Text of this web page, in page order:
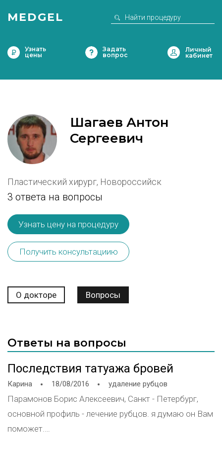
MEDGEL
Узнать
цены
Задать
вопрос
Шагаев Антон
Сергеевич
Пластический хирург, Новороссийск
3 ответа на вопросы
Узнать цену на процедуру
Получить консультациию
О докторе Вопросы
Ответы на вопросы
Последствия татуажа бровей
Карина 18/08/2016 удаление рубцов
Парамонов Борис Алексеевич, Санкт - Петербург,
основной профиль - лечение рубцов. я думаю он Вам
поможет.